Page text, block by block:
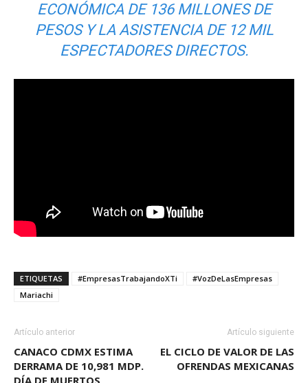
ECONÓMICA DE 136 MILLONES DE
PESOS Y LA ASISTENCIA DE 12 MIL
ESPECTADORES DIRECTOS.
ETIQUETAS #EmpresasTrabajandoXTi
#VozDeLasEmpresas
Mariachi
Artículo anterior
CANACO CDMX ESTIMA
DERRAMA DE 10,981 MDP.
DÍA DE MUERTOS
Artículo siguiente
EL CICLO DE VALOR DE LAS
OFRENDAS MEXICANAS